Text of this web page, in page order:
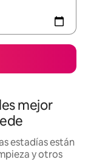
mejor
estadías están
y otros